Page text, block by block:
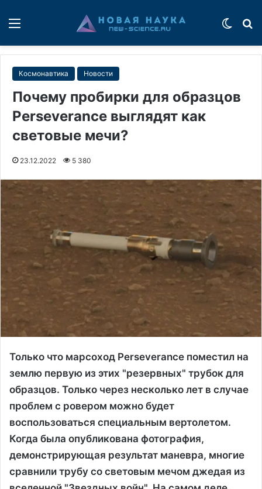
Космонавтика Новости
Почему пробирки для образцов
Perseverance выглядят как
световые мечи?
23.12.2022 5 380
Только что марсоход Perseverance поместил на
землю первую из этих "резервных" трубок для
образцов. Только через несколько лет в случае
проблем с ровером можно будет
воспользоваться специальным вертолетом.
Когда была опубликована фотография,
демонстрирующая результат маневра, многие
сравнили трубу со световым мечом джедая из